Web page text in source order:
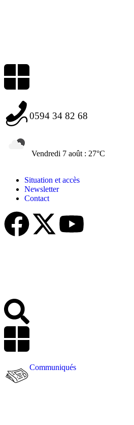
0594 34 82 68
Vendredi 7 août : 27°C
Situation et accès
Newsletter
Contact
Communiqués